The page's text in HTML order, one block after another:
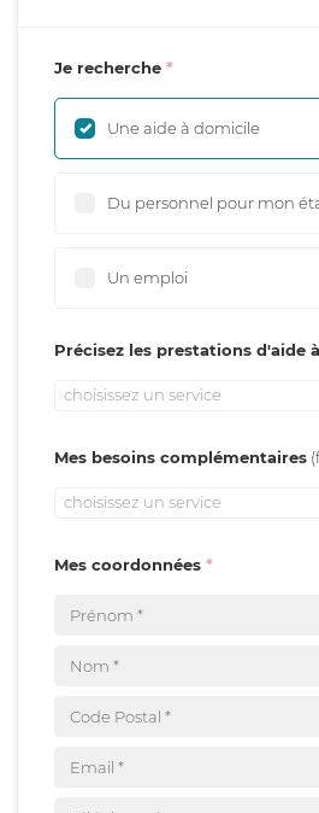
Je recherche
Une aide à domicile
Du personnel pour mon
Un emploi
Précisez les prestations d'aide
choisissez un service
Mes besoins complémentaires
choisissez un service
Mes coordonnées